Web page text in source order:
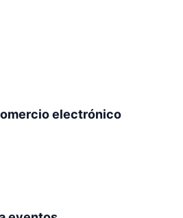
electrónico